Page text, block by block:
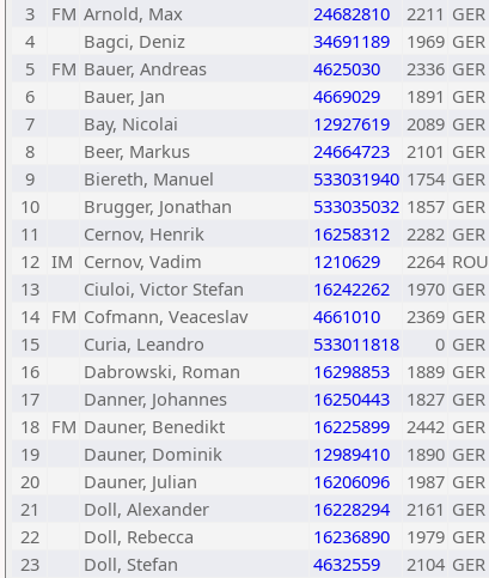
3
FM Arnold, Max 24682810 2211 GER
4
Bagci, Deniz 34691189 1969 GER
5
FM Bauer, Andreas 4625030 2336 GER
6
Bauer, Jan 4669029 1891 GER
7
Bay, Nicolai 12927619 2089 GER
8
Beer, Markus 24664723 2101 GER
9
Biereth, Manuel 533031940 1754 GER
10
Brugger, Jonathan 533035032 1857 GER
11
Cernov, Henrik 16258312 2282 GER
12 IM Cernov, Vadim 1210629 2264 ROU
13
Ciuloi, Victor Stefan 16242262 1970 GER
14 FM Cofmann, Veaceslav 4661010 2369 GER
15
Curia, Leandro 533011818 0 GER
16
Dabrowski, Roman 16298853 1889 GER
17
Danner, Johannes 16250443 1827 GER
18 FM Dauner, Benedikt 16225899 2442 GER
19
Dauner, Dominik 12989410 1890 GER
20
Dauner, Julian 16206096 1987 GER
21
Doll, Alexander 16228294 2161 GER
22
Doll, Rebecca 16236890 1979 GER
23
Doll, Stefan 4632559 2104 GER